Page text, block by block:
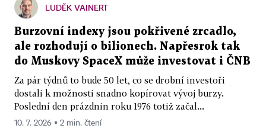
LUDĚK VAINERT
Burzovní indexy jsou pokřivené zrcadlo,
ale rozhodují o bilionech. Napřesrok tak
do Muskovy SpaceX může investovat i ČNB
Za pár týdnů to bude 50 let, co se drobní investoři
dostali k možnosti snadno kopírovat vývoj burzy.
Poslední den prázdnin roku 1976 totiž začal...
10. 7. 2026 ▪ 2 min. čtení